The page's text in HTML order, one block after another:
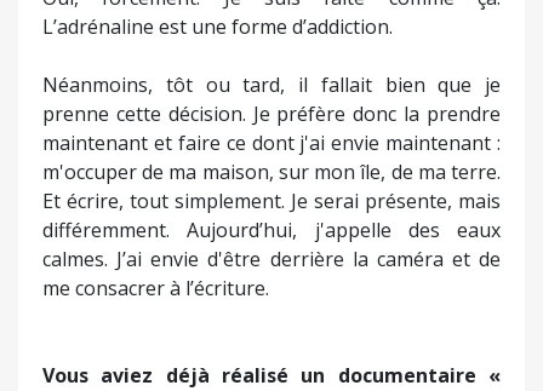
L’antenne, le direct, l’adrénaline. Cela va-t-il
Oui, forcément. Je suis faite comme ça.
L’adrénaline est une forme d’addiction.
Néanmoins, tôt ou tard, il fallait bien que je
prenne cette décision. Je préfère donc la prendre
maintenant et faire ce dont j'ai envie maintenant :
m'occuper de ma maison, sur mon île, de ma terre.
Et écrire, tout simplement. Je serai présente, mais
me consacrer à l’écriture.